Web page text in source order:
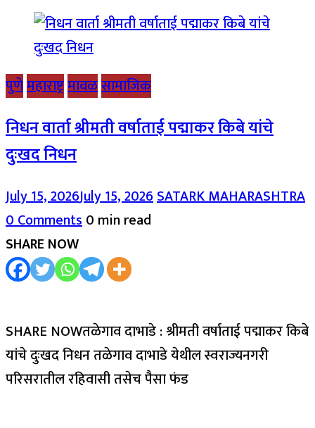
पुणेमहाराष्ट्रमावळसामाजिक
निधन वार्ता श्रीमती वर्षाताई पद्माकर किबे यांचे
दुःखद निधन
July 15, 2026July 15, 2026SATARK MAHARASHTRA
0 Comments0 min read
SHARE NOW
SHARE NOWतळेगाव दाभाडे : श्रीमती वर्षाताई पद्माकर किबे
यांचे दुःखद निधन तळेगाव दाभाडे येथील स्वराज्यनगरी
परिसरातील रहिवासी तसेच पैसा फंड